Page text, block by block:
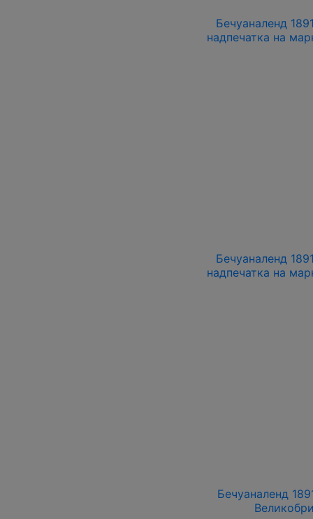
Бечуаналенд
надпечатка на
Бечуаналенд
надпечатка на
Бечуаналенд